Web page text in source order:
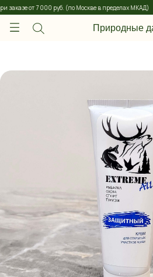
от 7 000 руб. (по Москве в пределах МКАД)
Природные
Природные